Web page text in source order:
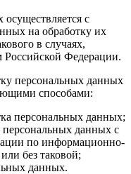
с
на обработку их
в случаях,
Российской Федерации.
персональных данных
способами:
персональных данных;
персональных данных с
по информационно-
без таковой;
данных.